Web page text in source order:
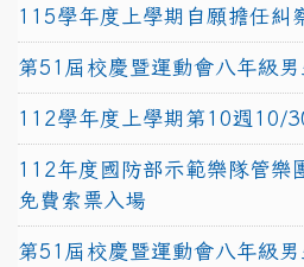
115學年度上學期自願擔任糾
第51屆校慶暨運動會八年級
112學年度上學期第10週10/
112年度國防部示範樂隊管樂
免費索票入場
第51屆校慶暨運動會八年級